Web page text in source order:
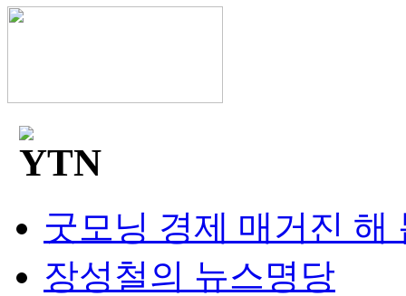
굿모닝 경제 매거진 해
장성철의 뉴스명당